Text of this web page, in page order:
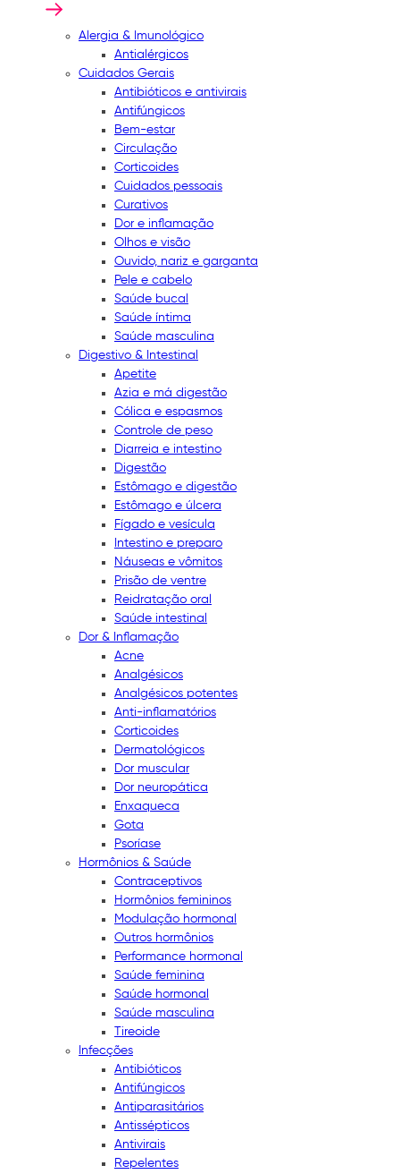
Alergia & Imunológico
Antialérgicos
Cuidados Gerais
Antibióticos e antivirais
Antifúngicos
Bem-estar
Circulação
Corticoides
Cuidados pessoais
Curativos
Dor e inflamação
Olhos e visão
Ouvido, nariz e garganta
Pele e cabelo
Saúde bucal
Saúde íntima
Saúde masculina
Digestivo & Intestinal
Apetite
Azia e má digestão
Cólica e espasmos
Controle de peso
Diarreia e intestino
Digestão
Estômago e digestão
Estômago e úlcera
Fígado e vesícula
Intestino e preparo
Náuseas e vômitos
Prisão de ventre
Reidratação oral
Saúde intestinal
Dor & Inflamação
Acne
Analgésicos
Analgésicos potentes
Anti-inflamatórios
Corticoides
Dermatológicos
Dor muscular
Dor neuropática
Enxaqueca
Gota
Psoríase
Hormônios & Saúde
Contraceptivos
Hormônios femininos
Modulação hormonal
Outros hormônios
Performance hormonal
Saúde feminina
Saúde hormonal
Saúde masculina
Tireoide
Infecções
Antibióticos
Antifúngicos
Antiparasitários
Antissépticos
Antivirais
Repelentes